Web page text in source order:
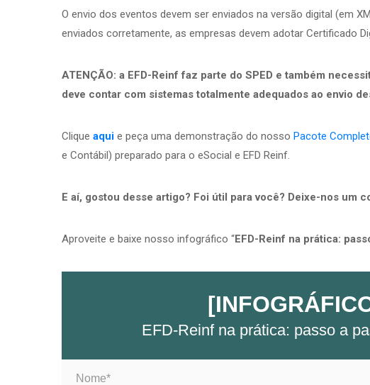
O envio dos eventos devem ser enviados na versão digital (em
enviados corretamente, as empresas devem adotar Certificado
ATENÇÃO: a EFD-Reinf faz parte do SPED e também
deve contar com sistemas totalmente adequados ao envio
Clique aqui e peça uma demonstração do nosso Pacote
e Contábil) preparado para o eSocial e EFD Reinf.
E aí, gostou desse artigo? Foi útil para você? Deixe-nos um
Aproveite e baixe nosso infográfico “EFD-Reinf na prática:
EFD-Reinf na prática: passo a
Nome*